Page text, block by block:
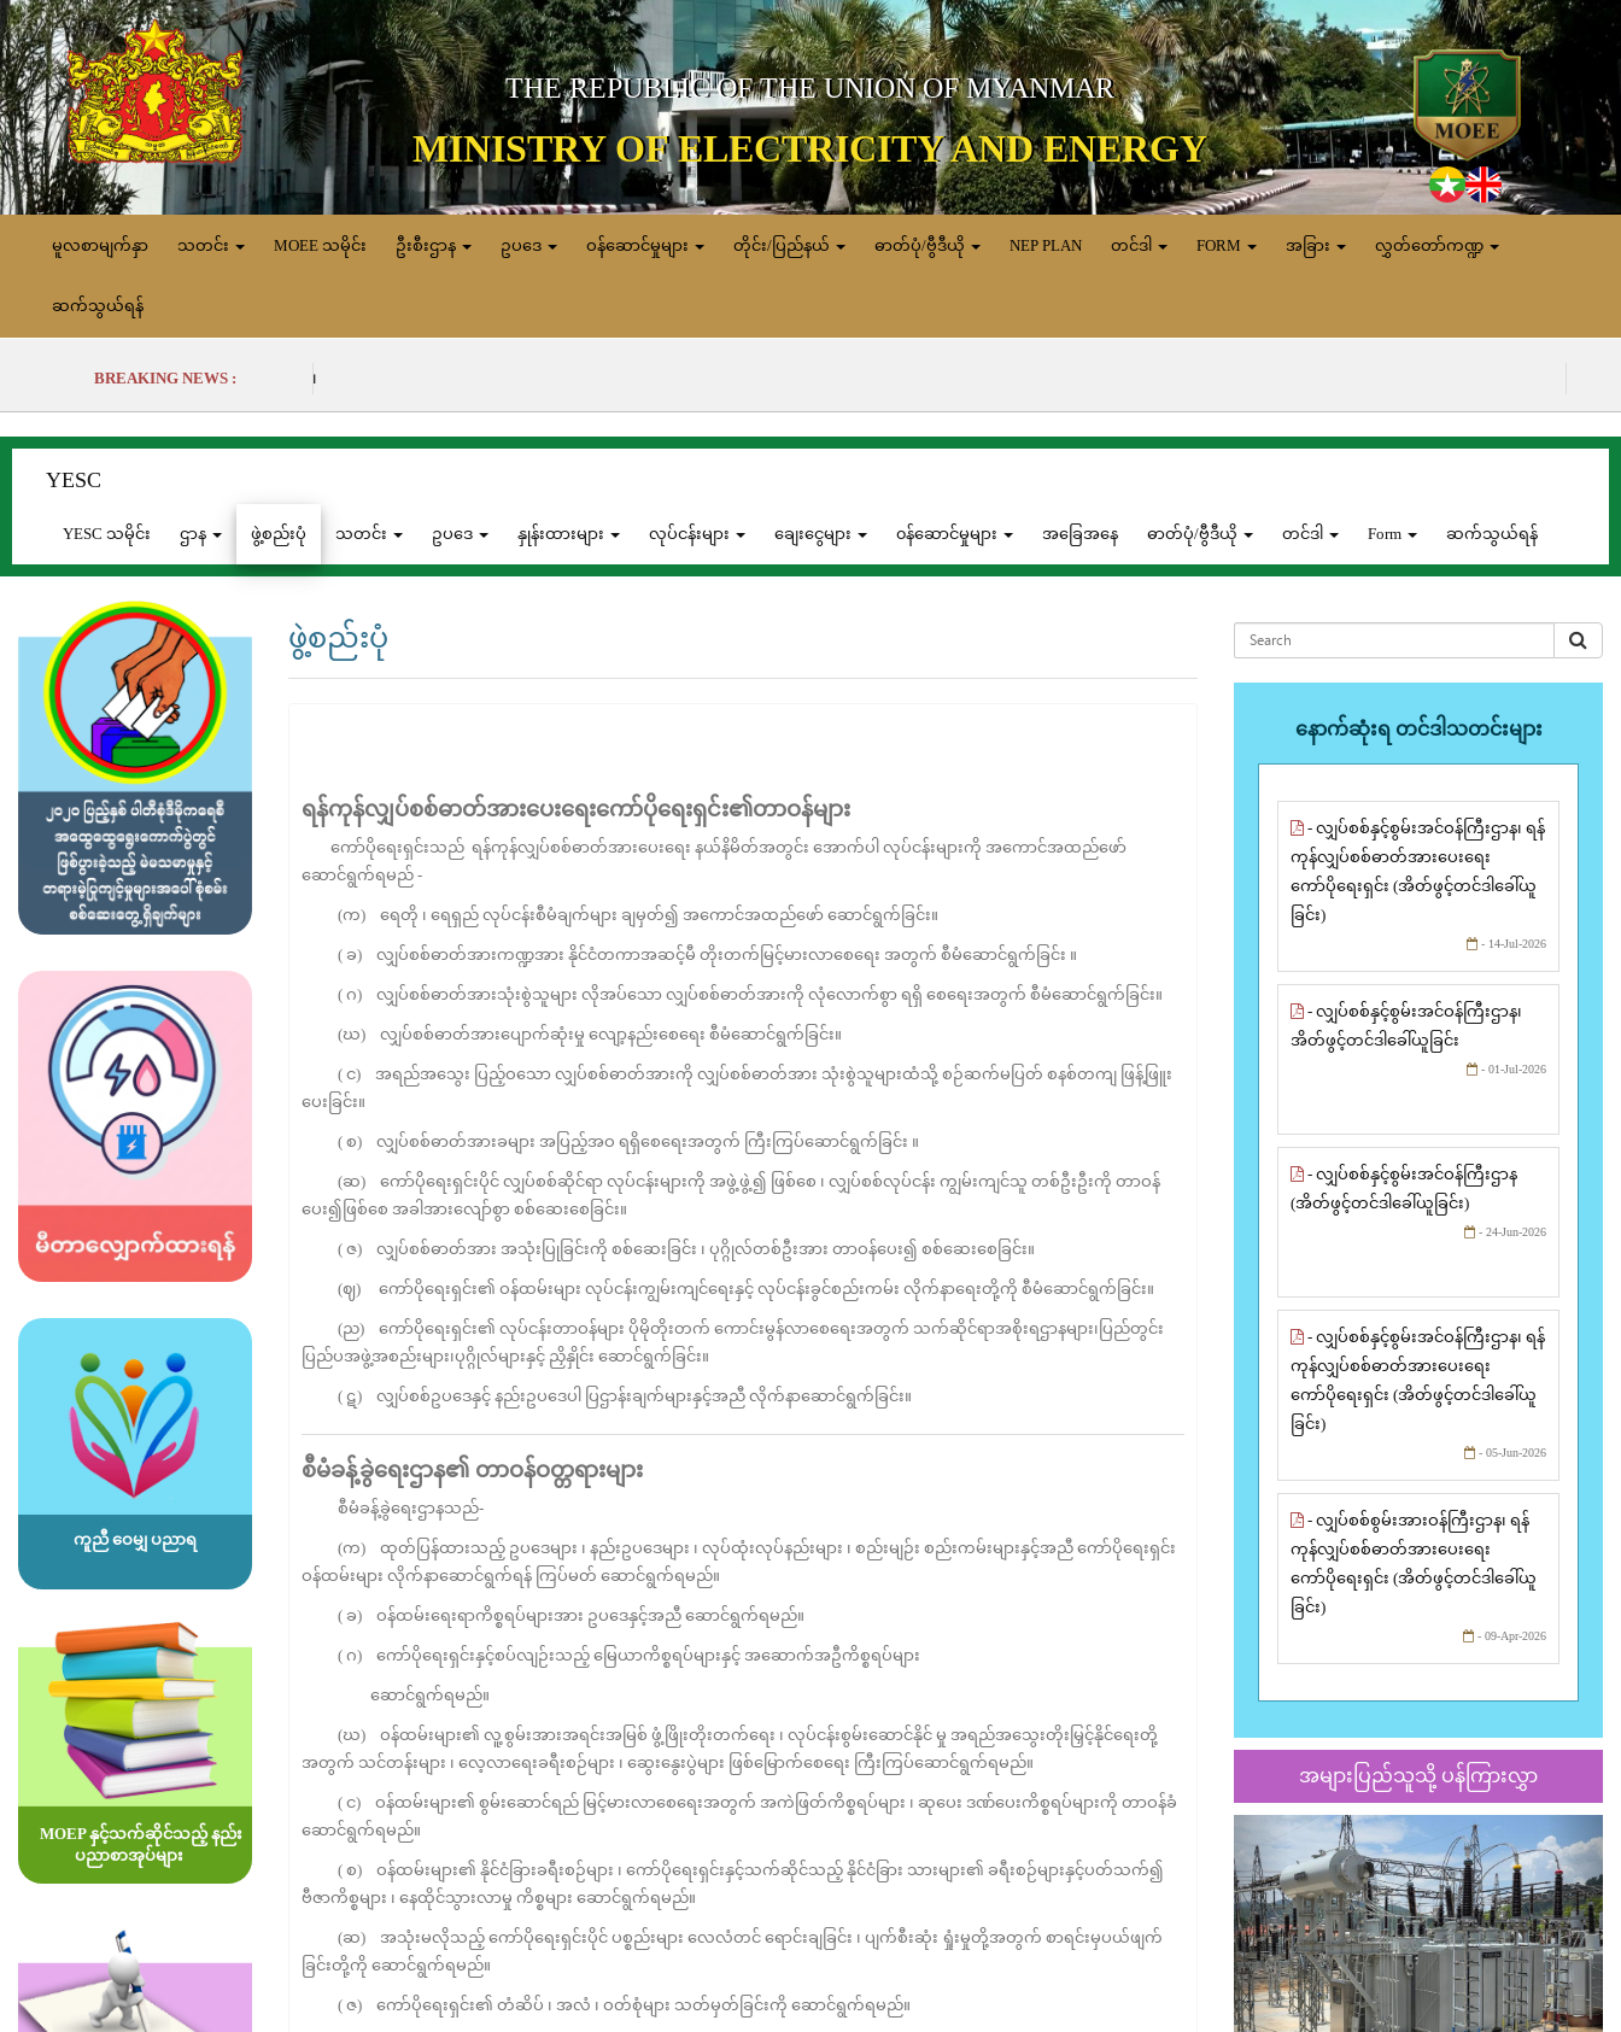
THE REPUBLIC OF THE UNION OF MYANMAR
MINISTRY OF ELECTRICITY AND ENERGY
မူလစာမျက်နှာ သတင်း MOEE သမိုင်း ဦးစီးဌာန ဥပဒေ ဝန်ဆောင်မှုများ တိုင်း/ပြည်နယ် ဓာတ်ပုံ/ဗွီဒီယို NEP PLAN တင်ဒါ FORM အခြား လွှတ်တော်ကဏ္ဍ
ဆက်သွယ်ရန်
BREAKING NEWS :
YESC
YESC သမိုင်း ဌာန ဖွဲ့စည်းပုံ သတင်း ဥပဒေ နှုန်းထားများ လုပ်ငန်းများ ချေးငွေများ ၀န်ဆောင်မှုများ အခြေအနေ ဓာတ်ပုံ/ဗွီဒီယို တင်ဒါ Form ဆက်သွယ်ရန်
ကူညီ ဝေမျှ ပညာရ
MOEP နှင့်သက်ဆိုင်သည့် နည်း
ပညာစာအုပ်များ
ဖွဲ့စည်းပုံ
ရန်ကုန်လျှပ်စစ်ဓာတ်အားပေးရေးကော်ပိုရေးရှင်း၏တာဝန်များ
ကော်ပိုရေးရှင်းသည် ရန်ကုန်လျှပ်စစ်ဓာတ်အားပေးရေး နယ်နိမိတ်အတွင်း အောက်ပါ လုပ်ငန်းများကို အကောင်အထည်ဖော်
ဆောင်ရွက်ရမည် -
(က) ရေတို ၊ ရေရှည် လုပ်ငန်းစီမံချက်များ ချမှတ်၍ အကောင်အထည်ဖော် ဆောင်ရွက်ခြင်း။
( ခ) လျှပ်စစ်ဓာတ်အားကဏ္ဍအား နိုင်ငံတကာအဆင့်မီ တိုးတက်မြင့်မားလာစေရေး အတွက် စီမံဆောင်ရွက်ခြင်း ။
( ဂ) လျှပ်စစ်ဓာတ်အားသုံးစွဲသူများ လိုအပ်သော လျှပ်စစ်ဓာတ်အားကို လုံလောက်စွာ ရရှိ စေရေးအတွက် စီမံဆောင်ရွက်ခြင်း။
(ဃ) လျှပ်စစ်ဓာတ်အားပျောက်ဆုံးမှု လျော့နည်းစေရေး စီမံဆောင်ရွက်ခြင်း။
( င) အရည်အသွေး ပြည့်ဝသော လျှပ်စစ်ဓာတ်အားကို လျှပ်စစ်ဓာတ်အား သုံးစွဲသူများထံသို့ စဉ်ဆက်မပြတ် စနစ်တကျ ဖြန့်ဖြူး
ပေးခြင်း။
( စ) လျှပ်စစ်ဓာတ်အားခများ အပြည့်အဝ ရရှိစေရေးအတွက် ကြီးကြပ်ဆောင်ရွက်ခြင်း ။
(ဆ) ကော်ပိုရေးရှင်းပိုင် လျှပ်စစ်ဆိုင်ရာ လုပ်ငန်းများကို အဖွဲ့ဖွဲ့၍ ဖြစ်စေ ၊ လျှပ်စစ်လုပ်ငန်း ကျွမ်းကျင်သူ တစ်ဦးဦးကို တာဝန်
ပေး၍ဖြစ်စေ အခါအားလျော်စွာ စစ်ဆေးစေခြင်း။
( ဇ) လျှပ်စစ်ဓာတ်အား အသုံးပြုခြင်းကို စစ်ဆေးခြင်း ၊ ပုဂ္ဂိုလ်တစ်ဦးအား တာဝန်ပေး၍ စစ်ဆေးစေခြင်း။
(ဈ) ကော်ပိုရေးရှင်း၏ ဝန်ထမ်းများ လုပ်ငန်းကျွမ်းကျင်ရေးနှင့် လုပ်ငန်းခွင်စည်းကမ်း လိုက်နာရေးတို့ကို စီမံဆောင်ရွက်ခြင်း။
(ည) ကော်ပိုရေးရှင်း၏ လုပ်ငန်းတာဝန်များ ပိုမိုတိုးတက် ကောင်းမွန်လာစေရေးအတွက် သက်ဆိုင်ရာအစိုးရဌာနများ၊ပြည်တွင်း
ပြည်ပအဖွဲ့အစည်းများ၊ပုဂ္ဂိုလ်များနှင့် ညှိနှိုင်း ဆောင်ရွက်ခြင်း။
( ဋ) လျှပ်စစ်ဥပဒေနှင့် နည်းဥပဒေပါ ပြဌာန်းချက်များနှင့်အညီ လိုက်နာဆောင်ရွက်ခြင်း။
စီမံခန့်ခွဲရေးဌာန၏ တာဝန်ဝတ္တရားများ
စီမံခန့်ခွဲရေးဌာနသည်-
(က) ထုတ်ပြန်ထားသည့် ဥပဒေများ ၊ နည်းဥပဒေများ ၊ လုပ်ထုံးလုပ်နည်းများ ၊ စည်းမျဉ်း စည်းကမ်းများနှင့်အညီ ကော်ပိုရေးရှင်း
ဝန်ထမ်းများ လိုက်နာဆောင်ရွက်ရန် ကြပ်မတ် ဆောင်ရွက်ရမည်။
( ခ) ဝန်ထမ်းရေးရာကိစ္စရပ်များအား ဥပဒေနှင့်အညီ ဆောင်ရွက်ရမည်။
( ဂ) ကော်ပိုရေးရှင်းနှင့်စပ်လျဉ်းသည့် မြေယာကိစ္စရပ်များနှင့် အဆောက်အဦကိစ္စရပ်များ
ဆောင်ရွက်ရမည်။
(ဃ) ဝန်ထမ်းများ၏ လူ့စွမ်းအားအရင်းအမြစ် ဖွံ့ဖြိုးတိုးတက်ရေး ၊ လုပ်ငန်းစွမ်းဆောင်နိုင် မှု အရည်အသွေးတိုးမြှင့်နိုင်ရေးတို့
အတွက် သင်တန်းများ ၊ လေ့လာရေးခရီးစဉ်များ ၊ ဆွေးနွေးပွဲများ ဖြစ်မြောက်စေရေး ကြီးကြပ်ဆောင်ရွက်ရမည်။
( င) ဝန်ထမ်းများ၏ စွမ်းဆောင်ရည် မြင့်မားလာစေရေးအတွက် အကဲဖြတ်ကိစ္စရပ်များ ၊ ဆုပေး ဒဏ်ပေးကိစ္စရပ်များကို တာဝန်ခံ
ဆောင်ရွက်ရမည်။
( စ) ဝန်ထမ်းများ၏ နိုင်ငံခြားခရီးစဉ်များ ၊ ကော်ပိုရေးရှင်းနှင့်သက်ဆိုင်သည့် နိုင်ငံခြား သားများ၏ ခရီးစဉ်များနှင့်ပတ်သက်၍
ဗီဇာကိစ္စများ ၊ နေထိုင်သွားလာမှု ကိစ္စများ ဆောင်ရွက်ရမည်။
(ဆ) အသုံးမလိုသည့် ကော်ပိုရေးရှင်းပိုင် ပစ္စည်းများ လေလံတင် ရောင်းချခြင်း ၊ ပျက်စီးဆုံး ရှုံးမှုတို့အတွက် စာရင်းမှပယ်ဖျက်
ခြင်းတို့ကို ဆောင်ရွက်ရမည်။
( ဇ) ကော်ပိုရေးရှင်း၏ တံဆိပ် ၊ အလံ ၊ ဝတ်စုံများ သတ်မှတ်ခြင်းကို ဆောင်ရွက်ရမည်။
နောက်ဆုံးရ တင်ဒါသတင်းများ
- လျှပ်စစ်နှင့်စွမ်းအင်ဝန်ကြီးဌာန၊ ရန်
ကုန်လျှပ်စစ်ဓာတ်အားပေးရေး
ကော်ပိုရေးရှင်း (အိတ်ဖွင့်တင်ဒါခေါ်ယူ
ခြင်း)
- 14-Jul-2026
- လျှပ်စစ်နှင့်စွမ်းအင်ဝန်ကြီးဌာန၊
အိတ်ဖွင့်တင်ဒါခေါ်ယူခြင်း
- 01-Jul-2026
- လျှပ်စစ်နှင့်စွမ်းအင်ဝန်ကြီးဌာန
(အိတ်ဖွင့်တင်ဒါခေါ်ယူခြင်း)
- 24-Jun-2026
- လျှပ်စစ်နှင့်စွမ်းအင်ဝန်ကြီးဌာန၊ ရန်
ကုန်လျှပ်စစ်ဓာတ်အားပေးရေး
ကော်ပိုရေးရှင်း (အိတ်ဖွင့်တင်ဒါခေါ်ယူ
ခြင်း)
- 05-Jun-2026
- လျှပ်စစ်စွမ်းအားဝန်ကြီးဌာန၊ ရန်
ကုန်လျှပ်စစ်ဓာတ်အားပေးရေး
ကော်ပိုရေးရှင်း (အိတ်ဖွင့်တင်ဒါခေါ်ယူ
ခြင်း)
- 09-Apr-2026
အများပြည်သူသို့ ပန်ကြားလွှာ
Previous Next